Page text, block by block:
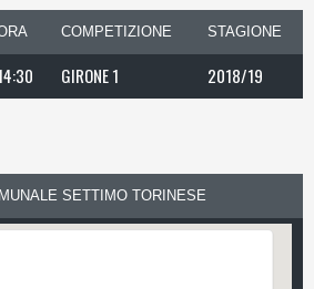
COMPETIZIONE STAGIONE
GIRONE 1 2018/19
SETTIMO TORINESE